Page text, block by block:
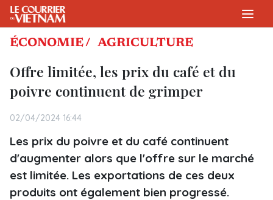
ÉCONOMIE / AGRICULTURE
Offre limitée, les prix du café et du
poivre continuent de grimper
02/04/2024 16:44
Les prix du poivre et du café continuent
d'augmenter alors que l'offre sur le marché
est limitée. Les exportations de ces deux
produits ont également bien progressé.